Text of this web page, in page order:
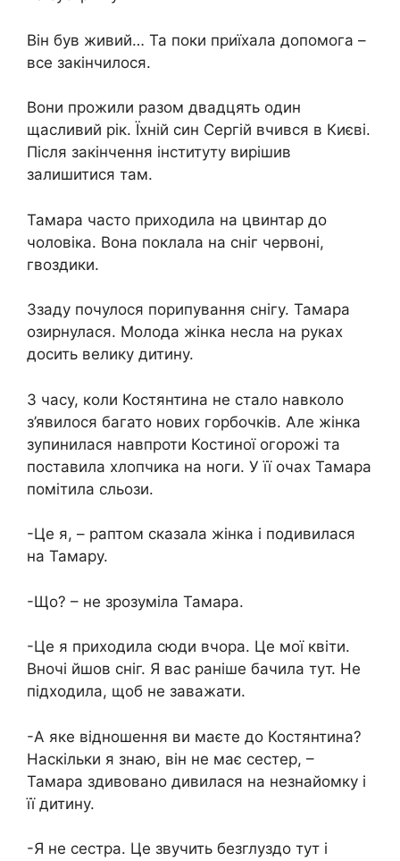
Він був живий… Та поки приїхала допомога –
все закінчилося.
Вони прожили разом двадцять один
щасливий рік. Їхній син Сергій вчився в Києві.
Після закінчення інституту вирішив
залишитися там.
Тамара часто приходила на цвинтар до
чоловіка. Вона поклала на сніг червоні,
гвоздики.
Ззаду почулося порипування снігу. Тамара
озирнулася. Молода жінка несла на руках
досить велику дитину.
З часу, коли Костянтина не стало навколо
з’явилося багато нових горбочків. Але жінка
зупинилася навпроти Костиної огорожі та
поставила хлопчика на ноги. У її очах Тамара
помітила сльози.
-Це я, – раптом сказала жінка і подивилася
на Тамару.
-Що? – не зрозуміла Тамара.
-Це я приходила сюди вчора. Це мої квіти.
Вночі йшов сніг. Я вас раніше бачила тут. Не
підходила, щоб не заважати.
-А яке відношення ви маєте до Костянтина?
Наскільки я знаю, він не має сестер, –
Тамара здивовано дивилася на незнайомку і
її дитину.
-Я не сестра. Це звучить безглуздо тут і